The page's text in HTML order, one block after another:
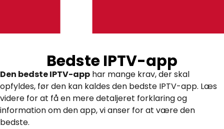
Bedste IPTV-app
Den bedste IPTV-app har mange krav, der skal
opfyldes, før den kan kaldes den bedste IPTV-app. Læs
videre for at få en mere detaljeret forklaring og
information om den app, vi anser for at være den
bedste.